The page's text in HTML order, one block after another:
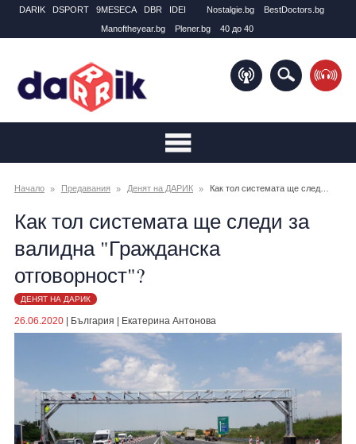
DARIK DSPORT 9MESECA DBR IDEI Nostalgie.bg
BestDoctors.bg
Manоftheyear.bg
Plener.bg 40 до 40
Как тол системата ще следи за
валидна "Гражданска
отговорност"?
Начало Предавания Денят на ДАРИК Как тол системата ще следи за валидна "Гражданска отговорност"?
ДЕНЯТ НА ДАРИК
26.06.2020| България | Екатерина Антонова